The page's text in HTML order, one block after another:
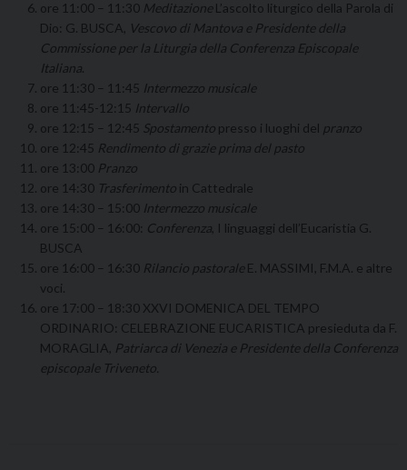
ore 11:00 – 11:30 MeditazioneL’ascolto liturgico della Parola di
Dio: G. BUSCA, Vescovo di Mantova e Presidente della
Commissione per la Liturgia della Conferenza Episcopale
Italiana
ore 11:30 – 11:45 Intermezzo musicale
ore 11:45-12:15 Intervallo
ore 12:15 – 12:45 Spostamento presso i luoghi del pranzo
ore 12:45 Rendimento di grazie prima del pasto
ore 13:00 Pranzo
ore 14:30 Trasferimento in Cattedrale
ore 14:30 – 15:00 Intermezzo musicale
ore 15:00 – 16:00: Conferenza , I linguaggi dell’Eucaristia G.
BUSCA
ore 16:00 – 16:30 Rilancio pastoraleE. MASSIMI, F.M.A. e altre
voci.
ore 17:00 – 18:30 XXVI DOMENICA DEL TEMPO
ORDINARIO: CELEBRAZIONE EUCARISTICA presieduta da F.
MORAGLIA, Patriarca di Venezia e Presidente della Conferenza
episcopale Triveneto.